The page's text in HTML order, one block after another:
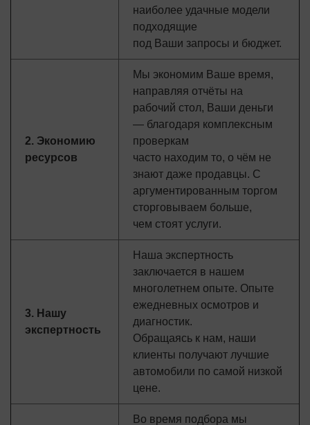
наиболее удачные модели
подходящие
под Ваши запросы и бюджет.
2. Экономию
ресурсов
Мы экономим Ваше время,
направляя отчёты на
рабочий стол, Ваши деньги
— благодаря комплексным
проверкам
часто находим то, о чём не
знают даже продавцы. С
аргументированным торгом
сторговываем больше,
чем стоят услуги.
3. Нашу
экспертность
Наша экспертность
заключается в нашем
многолетнем опыте. Опыте
ежедневных осмотров и
диагностик.
Обращаясь к нам, наши
клиенты получают лучшие
автомобили по самой низкой
цене.
Во время подбора мы